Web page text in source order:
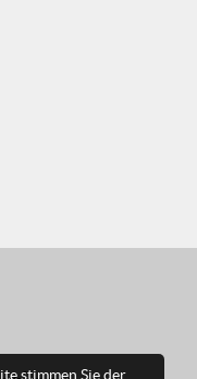
stimmen Sie der